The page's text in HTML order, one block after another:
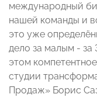
международный
нашей команды и
это уже
дело за малым - за
этом
студии
Продаж» Борис